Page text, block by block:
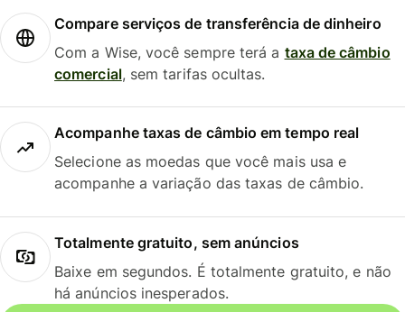
Compare serviços de transferência de dinheiro
Com a Wise, você sempre terá a taxa de câmbio
comercial, sem tarifas ocultas.
Acompanhe taxas de câmbio em tempo real
Selecione as moedas que você mais usa e
acompanhe a variação das taxas de câmbio.
Totalmente gratuito, sem anúncios
Baixe em segundos. É totalmente gratuito, e não
há anúncios inesperados.